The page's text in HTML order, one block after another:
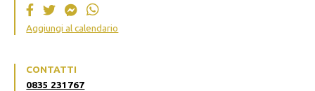
Aggiungi al calendario
CONTATTI
0835 231767